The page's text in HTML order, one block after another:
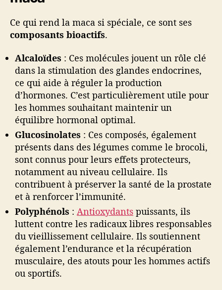
Ce qui rend la maca si spéciale, ce sont ses
composants bioactifs.
Alcaloïdes : Ces molécules jouent un rôle clé
dans la stimulation des glandes endocrines,
ce qui aide à réguler la production
d’hormones. C’est particulièrement utile pour
les hommes souhaitant maintenir un
équilibre hormonal optimal.
Glucosinolates : Ces composés, également
présents dans des légumes comme le brocoli,
sont connus pour leurs effets protecteurs,
notamment au niveau cellulaire. Ils
contribuent à préserver la santé de la prostate
et à renforcer l’immunité.
Polyphénols : Antioxydants puissants, ils
luttent contre les radicaux libres responsables
du vieillissement cellulaire. Ils soutiennent
également l’endurance et la récupération
musculaire, des atouts pour les hommes actifs
ou sportifs.